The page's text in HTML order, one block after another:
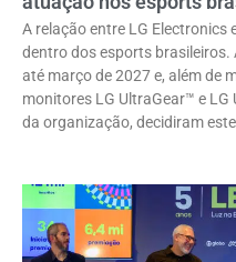
A relação entre LG Electronics
dentro dos esports
até março de 2027 e, além de
monitores LG UltraGear™ e
da organização, decidiram